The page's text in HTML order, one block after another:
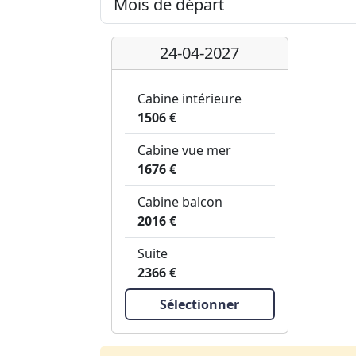
24-04-2027
Cabine intérieure
1506 €
Cabine vue mer
1676 €
Cabine balcon
2016 €
Suite
2366 €
Sélectionner